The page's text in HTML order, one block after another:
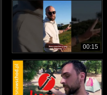
00:15